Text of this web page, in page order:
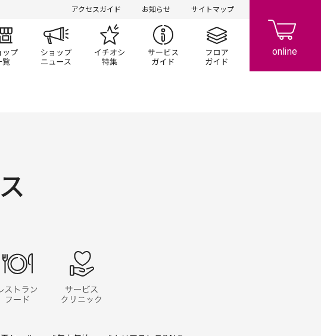
アクセスガイド お知らせ サイトマップ
ト/キャンペーン
ショップ一覧 ショップニュースイチオシ特集 サービスガイドフロアガイド
雑貨 レストラン・フード